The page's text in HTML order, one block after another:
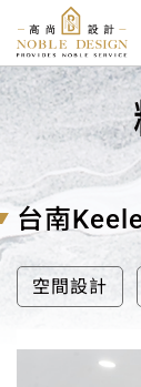
台南
空間設計